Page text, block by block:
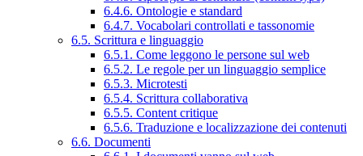
6.4.6. Ontologie e standard
6.4.7. Vocabolari controllati e tassonomie
6.5. Scrittura e linguaggio
6.5.1. Come leggono le persone sul web
6.5.2. Le regole per un linguaggio semplice
6.5.3. Microtesti
6.5.4. Scrittura collaborativa
6.5.5. Content critique
6.5.6. Traduzione e localizzazione dei contenuti
6.6. Documenti